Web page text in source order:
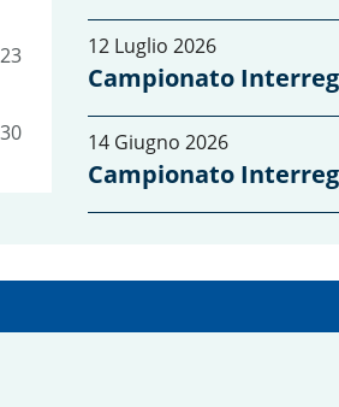
23
30
12 Luglio 2026
Campionato
14 Giugno 2026
Campionato
14 Giugno 2026